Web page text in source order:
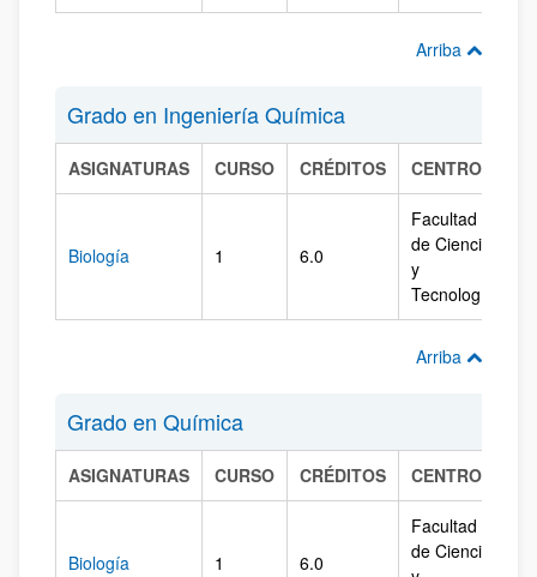
Arriba
Grado en Ingeniería Química
ASIGNATURAS CURSO CRÉDITOS CENTRO
Biología 1 6.0
Facultad
de Ciencia
y
Tecnología
Arriba
Grado en Química
ASIGNATURAS CURSO CRÉDITOS CENTRO
Biología 1 6.0
Facultad
de Ciencia